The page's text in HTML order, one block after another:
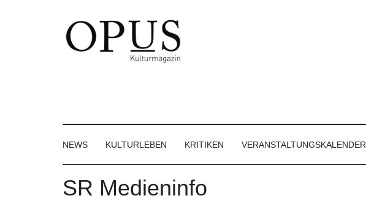
Großregion
NEWS KULTURLEBEN KRITIKEN VERANSTALTUNGSKALENDER
SR Medieninfo